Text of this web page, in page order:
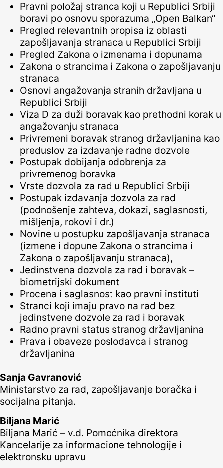
Pravni položaj stranca koji u Republici Srbiji
boravi po osnovu sporazuma „Open Balkan“
Pregled relevantnih propisa iz oblasti
zapošljavanja stranaca u Republici Srbiji
Pregled Zakona o izmenama i dopunama
Zakona o strancima i Zakona o zapošljavanju
stranaca
Osnovi angažovanja stranih državljana u
Republici Srbiji
Viza D za duži boravak kao prethodni korak u
angažovanju stranaca
Privremeni boravak stranog državljanina kao
preduslov za izdavanje radne dozvole
Postupak dobijanja odobrenja za
privremenog boravka
Vrste dozvola za rad u Republici Srbiji
Postupak izdavanja dozvola za rad
(podnošenje zahteva, dokazi, saglasnosti,
mišljenja, rokovi i dr.)
Novine u postupku zapošljavanja stranaca
(izmene i dopune Zakona o strancima i
Zakona o zapošljavanju stranaca),
Jedinstvena dozvola za rad i boravak –
biometrijski dokument
Procena i saglasnost kao pravni instituti
Stranci koji imaju pravo na rad bez
jedinstvene dozvole za rad i boravak
Radno pravni status stranog državljanina
Prava i obaveze poslodavca i stranog
državljanina
Sanja Gavranović
Ministarstvo za rad, zapošljavanje boračka i
socijalna pitanja.
Biljana Marić
Biljana Marić – v.d. Pomoćnika direktora
Kancelarije za informacione tehnologije i
elektronsku upravu